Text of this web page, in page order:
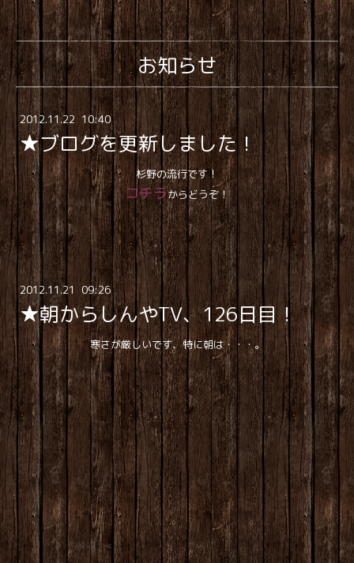
お知らせ
2012.11.22 10:40
★ブログを更新しました！
杉野の流行です！
コチラからどうぞ！
2012.11.21 09:26
★朝からしんやTV、126日目！
寒さが厳しいです、特に朝は・・・。